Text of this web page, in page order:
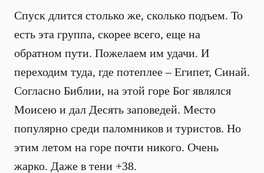
Спуск длится столько же, сколько подъем. То
есть эта группа, скорее всего, еще на
обратном пути. Пожелаем им удачи. И
переходим туда, где потеплее – Египет, Синай.
Согласно Библии, на этой горе Бог являлся
Моисею и дал Десять заповедей. Место
популярно среди паломников и туристов. Но
этим летом на горе почти никого. Очень
жарко. Даже в тени +38.